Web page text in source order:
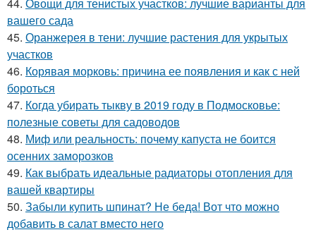
вашего сада
45. Оранжерея в тени: лучшие растения для укрытых
участков
46. Корявая морковь: причина ее появления и как с ней
бороться
47. Когда убирать тыкву в 2019 году в Подмосковье:
полезные советы для садоводов
48. Миф или реальность: почему капуста не боится
осенних заморозков
49. Как выбрать идеальные радиаторы отопления для
вашей квартиры
50. Забыли купить шпинат? Не беда! Вот что можно
добавить в салат вместо него